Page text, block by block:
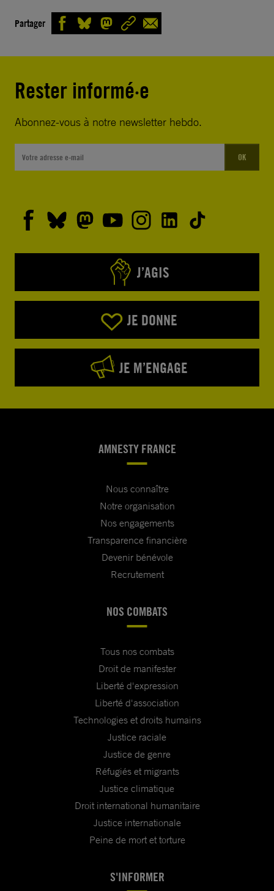
Partager
Rester informé·e
Abonnez-vous à notre newsletter hebdo.
OK
J’AGIS
JE DONNE
JE M’ENGAGE
AMNESTY FRANCE
Nous connaître
Notre organisation
Nos engagements
Transparence financière
Devenir bénévole
Recrutement
NOS COMBATS
Tous nos combats
Droit de manifester
Liberté d'expression
Liberté d'association
Technologies et droits humains
Justice raciale
Justice de genre
Réfugiés et migrants
Justice climatique
Droit international humanitaire
Justice internationale
Peine de mort et torture
S'INFORMER